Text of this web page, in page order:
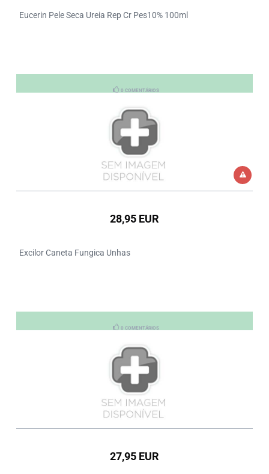
Eucerin Pele Seca Ureia Rep Cr Pes10% 100ml
0 COMENTÁRIOS
28,95 EUR
Excilor Caneta Fungica Unhas
0 COMENTÁRIOS
27,95 EUR